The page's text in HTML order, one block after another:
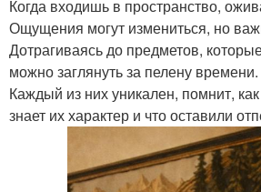
Когда входишь в пространство,
Ощущения могут измениться, но
Дотрагиваясь до предметов,
можно заглянуть за пелену времени.
Каждый из них уникален, помнит,
знает их характер и что оставили